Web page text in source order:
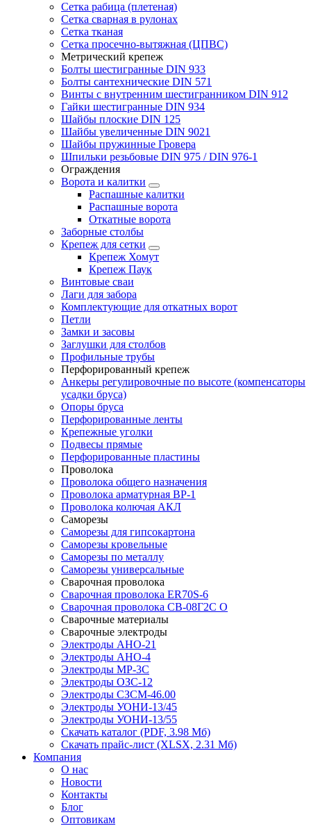
Сетка рабица (плетеная)
Сетка сварная в рулонах
Сетка тканая
Сетка просечно-вытяжная (ЦПВС)
Метрический крепеж
Болты шестигранные DIN 933
Болты сантехнические DIN 571
Винты с внутренним шестигранником DIN 912
Гайки шестигранные DIN 934
Шайбы плоские DIN 125
Шайбы увеличенные DIN 9021
Шайбы пружинные Гровера
Шпильки резьбовые DIN 975 / DIN 976-1
Ограждения
Ворота и калитки
Распашные калитки
Распашные ворота
Откатные ворота
Заборные столбы
Крепеж для сетки
Крепеж Хомут
Крепеж Паук
Винтовые сваи
Лаги для забора
Комплектующие для откатных ворот
Петли
Замки и засовы
Заглушки для столбов
Профильные трубы
Перфорированный крепеж
Анкеры регулировочные по высоте (компенсаторы
усадки бруса)
Опоры бруса
Перфорированные ленты
Крепежные уголки
Подвесы прямые
Перфорированные пластины
Проволока
Проволока общего назначения
Проволока арматурная ВР-1
Проволока колючая АКЛ
Саморезы
Саморезы для гипсокартона
Саморезы кровельные
Саморезы по металлу
Саморезы универсальные
Сварочная проволока
Сварочная проволока ER70S-6
Сварочная проволока СВ-08Г2С О
Сварочные материалы
Сварочные электроды
Электроды АНО-21
Электроды АНО-4
Электроды МР-3С
Электроды ОЗС-12
Электроды СЗСМ-46.00
Электроды УОНИ-13/45
Электроды УОНИ-13/55
Скачать каталог (PDF, 3.98 Мб)
Скачать прайс-лист (XLSX, 2.31 Мб)
Компания
О нас
Новости
Контакты
Блог
Оптовикам